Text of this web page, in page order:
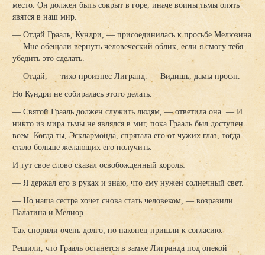
место. Он должен быть сокрыт в горе, иначе воины тьмы опять
явятся в наш мир.
— Отдай Грааль, Кундри, — присоединилась к просьбе Мелюзина.
— Мне обещали вернуть человеческий облик, если я смогу тебя
убедить это сделать.
— Отдай, — тихо произнес Лигранд. — Видишь, дамы просят.
Но Кундри не собиралась этого делать.
— Святой Грааль должен служить людям, — ответила она. — И
никто из мира тьмы не являлся в миг, пока Грааль был доступен
всем. Когда ты, Эсклармонда, спрятала его от чужих глаз, тогда
стало больше желающих его получить.
И тут свое слово сказал освобожденный король:
— Я держал его в руках и знаю, что ему нужен солнечный свет.
— Но наша сестра хочет снова стать человеком, — возразили
Палатина и Мелиор.
Так спорили очень долго, но наконец пришли к согласию.
Решили, что Грааль останется в замке Лигранда под опекой